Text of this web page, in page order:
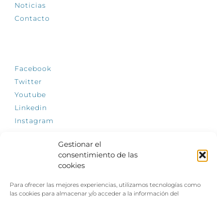
Gestionar el
consentimiento de las
cookies
Para ofrecer las mejores experiencias, utilizamos tecnologías como
las cookies para almacenar y/o acceder a la información del
Noticias
Contacto
Facebook
Twitter
Youtube
Linkedin
Instagram
El empleo, la gran llave para una vida